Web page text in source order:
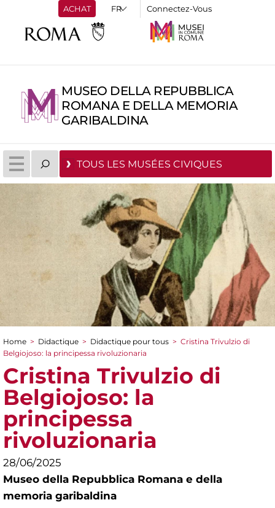
ACHAT Connectez-Vous
MUSEO DELLA REPUBBLICA
ROMANA E DELLA MEMORIA
GARIBALDINA
TOUS LES MUSÉES CIVIQUES
You are here
Home > Didactique > Didactique pour tous > Cristina Trivulzio di
Belgiojoso: la principessa rivoluzionaria
Cristina Trivulzio di
Belgiojoso: la
principessa
rivoluzionaria
28/06/2025
Museo della Repubblica Romana e della
memoria garibaldina